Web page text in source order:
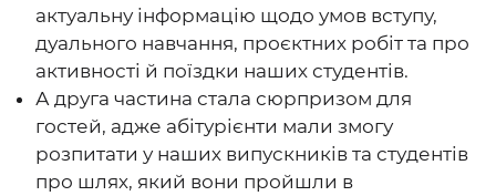
актуальну інформацію щодо умов вступу,
дуального навчання, проєктних робіт та про
активності й поїздки наших студентів.
А друга частина стала сюрпризом для
гостей, адже абітурієнти мали змогу
розпитати у наших випускників та студентів
про шлях, який вони пройшли в